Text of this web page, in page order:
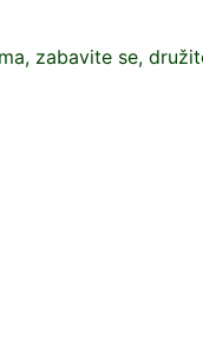
zabavite se,